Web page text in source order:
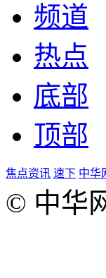
频道
热点
底部
顶部
焦点资讯 速下 中华
© 中华